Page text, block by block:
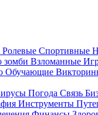
Ролевые Спортивные
зомби Взломанные
Обучающие
Погода Связь
Инструменты